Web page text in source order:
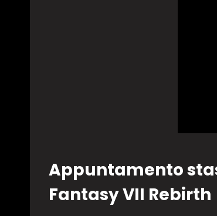
Appuntamento
Fantasy VII Rebirth